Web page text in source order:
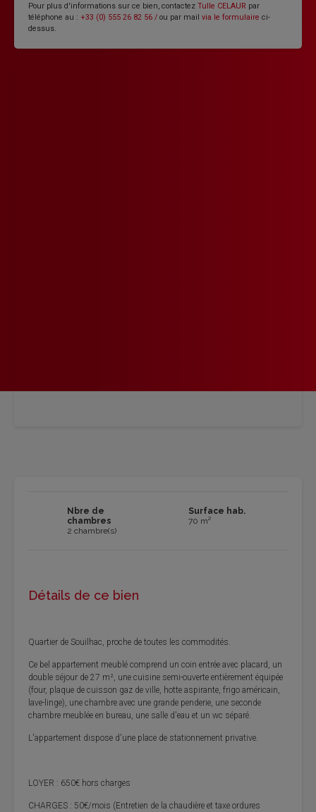
Pour plus d'informations sur ce bien, contactez Tulle CELAUR par
téléphone au : +33 (0) 555 26 82 56 / ou par mail via le formulaire ci-
dessus.
Nbre de
chambres
2 chambre(s)
Surface hab.
70 m²
Détails de ce bien
Quartier de Souilhac, proche de toutes les commodités.
Ce bel appartement meublé comprend un coin entrée avec placard, un
double séjour de 27 m², une cuisine semi-ouverte entièrement équipée
(four, plaque de cuisson gaz de ville, hotte aspirante, frigo américain,
lave-linge), une chambre avec une grande penderie, une seconde
chambre meublée en bureau, une salle d'eau et un wc séparé.
L'appartement dispose d'une place de stationnement privative.
LOYER : 650€ hors charges
CHARGES : 50€/mois (Entretien de la chaudière et taxe ordures